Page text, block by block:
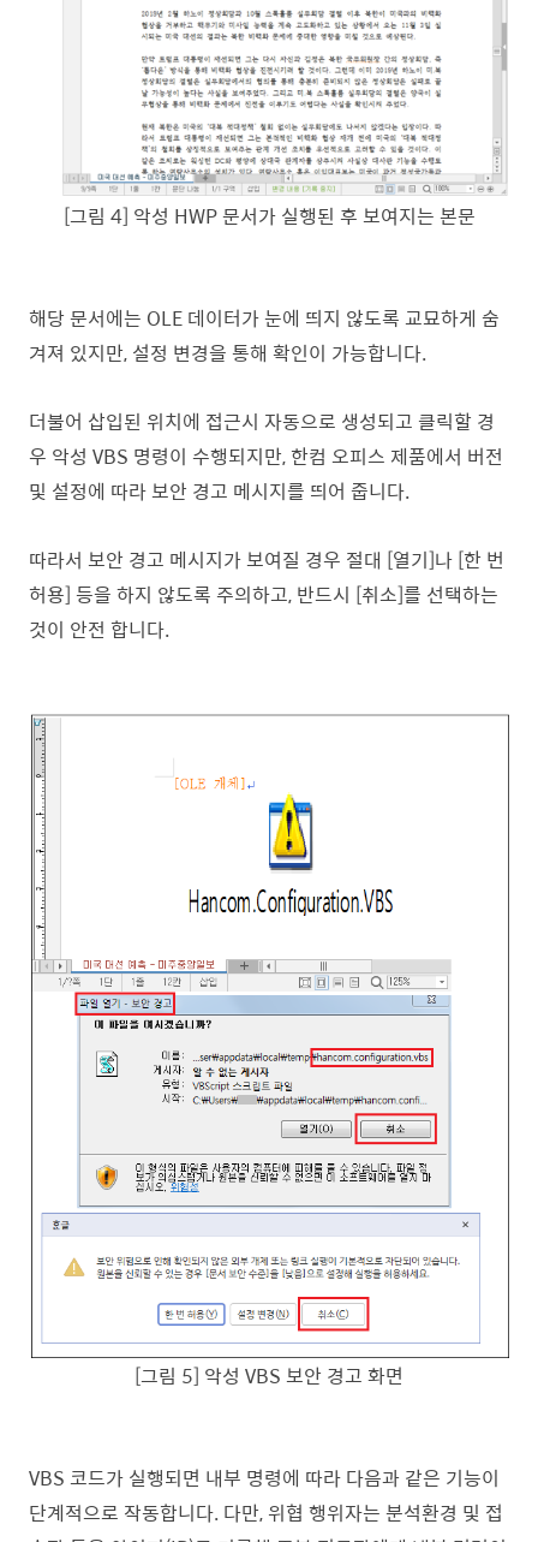
[그림 4] 악성 HWP 문서가 실행된 후 보여지는 본문
해당 문서에는 OLE 데이터가 눈에 띄지 않도록 교묘하게 숨
겨져 있지만, 설정 변경을 통해 확인이 가능합니다.
더불어 삽입된 위치에 접근시 자동으로 생성되고 클릭할 경
우 악성 VBS 명령이 수행되지만, 한컴 오피스 제품에서 버전
및 설정에 따라 보안 경고 메시지를 띄어 줍니다.
따라서 보안 경고 메시지가 보여질 경우 절대 [열기]나 [한 번
허용] 등을 하지 않도록 주의하고, 반드시 [취소]를 선택하는
것이 안전 합니다.
[그림 5] 악성 VBS 보안 경고 화면
VBS 코드가 실행되면 내부 명령에 따라 다음과 같은 기능이
단계적으로 작동합니다. 다만, 위협 행위자는 분석환경 및 접